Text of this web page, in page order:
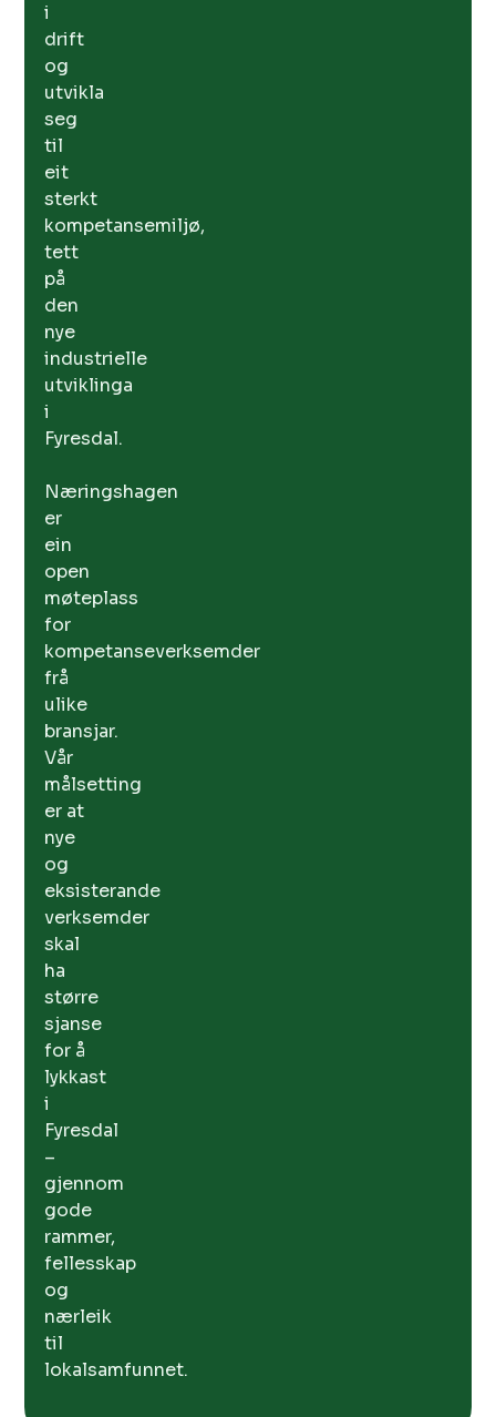
i
drift
og
utvikla
seg
til
eit
sterkt
kompetansemiljø,
tett
på
den
nye
industrielle
utviklinga
i
Fyresdal.
Næringshagen
er
ein
open
møteplass
for
kompetanseverksemder
frå
ulike
bransjar.
Vår
målsetting
er at
nye
og
eksisterande
verksemder
skal
ha
større
sjanse
for å
lykkast
i
Fyresdal
–
gjennom
gode
rammer,
fellesskap
og
nærleik
til
lokalsamfunnet.